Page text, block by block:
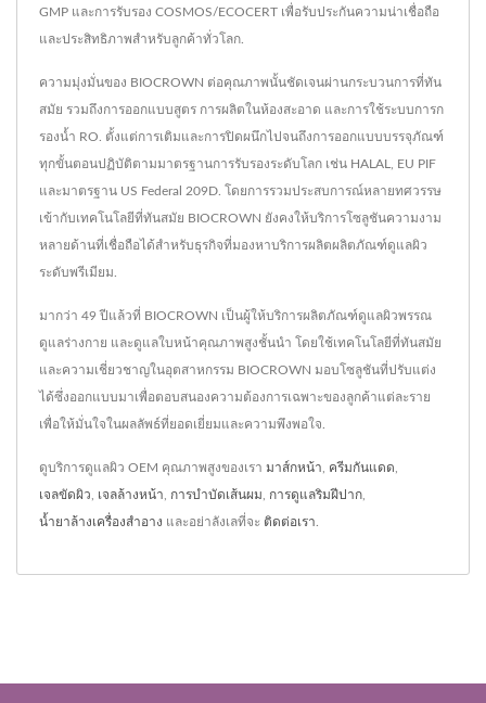
GMP และการรับรอง COSMOS/ECOCERT เพื่อรับประกันความน่าเชื่อถือ
และประสิทธิภาพสำหรับลูกค้าทั่วโลก.
ความมุ่งมั่นของ BIOCROWN ต่อคุณภาพนั้นชัดเจนผ่านกระบวนการที่ทัน
สมัย รวมถึงการออกแบบสูตร การผลิตในห้องสะอาด และการใช้ระบบการก
รองน้ำ RO. ตั้งแต่การเติมและการปิดผนึกไปจนถึงการออกแบบบรรจุภัณฑ์
ทุกขั้นตอนปฏิบัติตามมาตรฐานการรับรองระดับโลก เช่น HALAL, EU PIF
และมาตรฐาน US Federal 209D. โดยการรวมประสบการณ์หลายทศวรรษ
เข้ากับเทคโนโลยีที่ทันสมัย BIOCROWN ยังคงให้บริการโซลูชันความงาม
หลายด้านที่เชื่อถือได้สำหรับธุรกิจที่มองหาบริการผลิตผลิตภัณฑ์ดูแลผิว
ระดับพรีเมียม.
มากว่า 49 ปีแล้วที่ BIOCROWN เป็นผู้ให้บริการผลิตภัณฑ์ดูแลผิวพรรณ
ดูแลร่างกาย และดูแลใบหน้าคุณภาพสูงชั้นนำ โดยใช้เทคโนโลยีที่ทันสมัย
และความเชี่ยวชาญในอุตสาหกรรม BIOCROWN มอบโซลูชันที่ปรับแต่ง
ได้ซึ่งออกแบบมาเพื่อตอบสนองความต้องการเฉพาะของลูกค้าแต่ละราย
เพื่อให้มั่นใจในผลลัพธ์ที่ยอดเยี่ยมและความพึงพอใจ.
ดูบริการดูแลผิว OEM คุณภาพสูงของเรา มาส์กหน้า ครีมกันแดด
เจลขัดผิว เจลล้างหน้า การบำบัดเส้นผม การดูแลริมฝีปาก
น้ำยาล้างเครื่องสำอาง และอย่าลังเลที่จะ ติดต่อเรา